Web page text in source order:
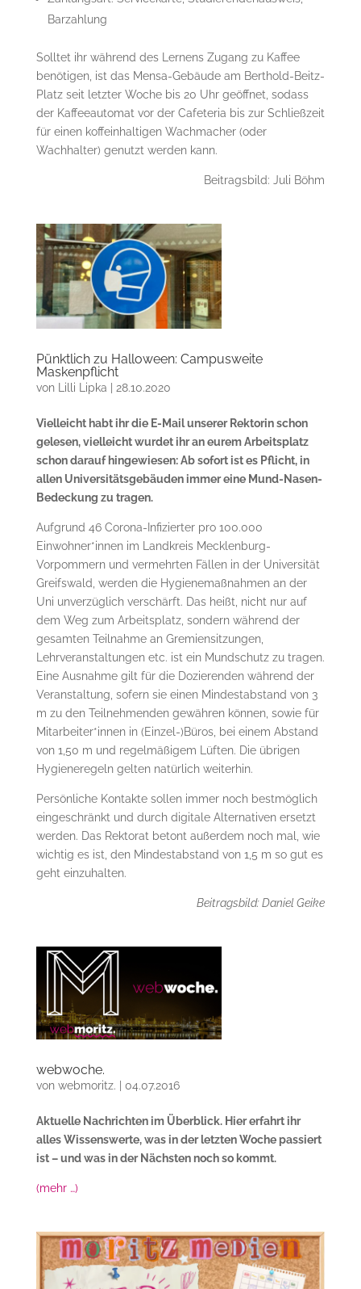
Barzahlung
Solltet ihr während des Lernens Zugang zu Kaffee
benötigen, ist das Mensa-Gebäude am Berthold-Beitz-
Platz seit letzter Woche bis 20 Uhr geöffnet, sodass
der Kaffeeautomat vor der Cafeteria bis zur Schließzeit
für einen koffeinhaltigen Wachmacher (oder
Wachhalter) genutzt werden kann.
Beitragsbild: Juli Böhm
Pünktlich zu Halloween: Campusweite
Maskenpflicht
von Lilli Lipka 28.10.2020
Vielleicht habt ihr die E-Mail unserer Rektorin schon
gelesen, vielleicht wurdet ihr an eurem Arbeitsplatz
schon darauf hingewiesen: Ab sofort ist es Pflicht, in
allen Universitätsgebäuden immer eine Mund-Nasen-
Bedeckung zu tragen.
Aufgrund 46 Corona-Infizierter pro 100.000
Einwohner*innen im Landkreis Mecklenburg-
Vorpommern und vermehrten Fällen in der Universität
Greifswald, werden die Hygienemaßnahmen an der
Uni unverzüglich verschärft. Das heißt, nicht nur auf
dem Weg zum Arbeitsplatz, sondern während der
gesamten Teilnahme an Gremiensitzungen,
Lehrveranstaltungen etc. ist ein Mundschutz zu tragen.
Eine Ausnahme gilt für die Dozierenden während der
Veranstaltung, sofern sie einen Mindestabstand von 3
m zu den Teilnehmenden gewähren können, sowie für
Mitarbeiter*innen in (Einzel-)Büros, bei einem Abstand
von 1,50 m und regelmäßigem Lüften. Die übrigen
Hygieneregeln gelten natürlich weiterhin.
Persönliche Kontakte sollen immer noch bestmöglich
eingeschränkt und durch digitale Alternativen ersetzt
werden. Das Rektorat betont außerdem noch mal, wie
wichtig es ist, den Mindestabstand von 1,5 m so gut es
geht einzuhalten.
Beitragsbild: Daniel Geike
webwoche.
von webmoritz. 04.07.2016
Aktuelle Nachrichten im Überblick. Hier erfahrt ihr
alles Wissenswerte, was in der letzten Woche passiert
ist – und was in der Nächsten noch so kommt.
(mehr …)